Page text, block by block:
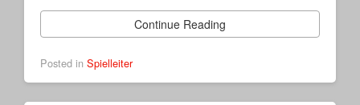
Continue Reading
Posted in Spielleiter